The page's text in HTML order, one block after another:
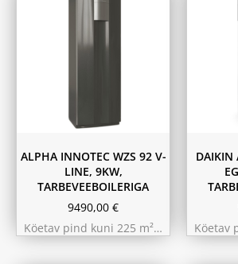
ALPHA INNOTEC WZS 92 V-
LINE, 9KW,
TARBEVEEBOILERIGA
9490,00 €
Köetav pind kuni 225 m²…
DAIKIN
Köetav